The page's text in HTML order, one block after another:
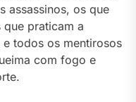
assassinos, os que
praticam a
todos os mentirosos
com fogo e